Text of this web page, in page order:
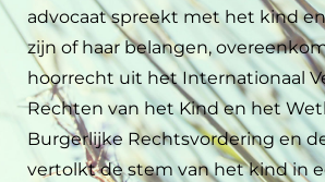
advocaat spreekt met het kind
zijn of haar belangen,
hoorrecht uit het Internationaal
Rechten van het Kind en het
Burgerlijke Rechtsvordering en
vertolkt de stem van het kind in